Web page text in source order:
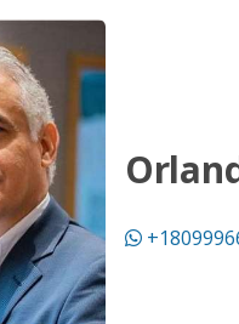
- eXp Realty República